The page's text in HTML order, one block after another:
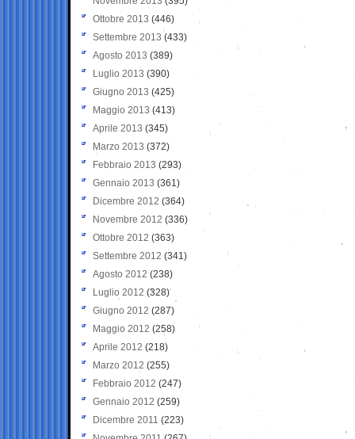
Ottobre 2013 (446)
Settembre 2013 (433)
Agosto 2013 (389)
Luglio 2013 (390)
Giugno 2013 (425)
Maggio 2013 (413)
Aprile 2013 (345)
Marzo 2013 (372)
Febbraio 2013 (293)
Gennaio 2013 (361)
Dicembre 2012 (364)
Novembre 2012 (336)
Ottobre 2012 (363)
Settembre 2012 (341)
Agosto 2012 (238)
Luglio 2012 (328)
Giugno 2012 (287)
Maggio 2012 (258)
Aprile 2012 (218)
Marzo 2012 (255)
Febbraio 2012 (247)
Gennaio 2012 (259)
Dicembre 2011 (223)